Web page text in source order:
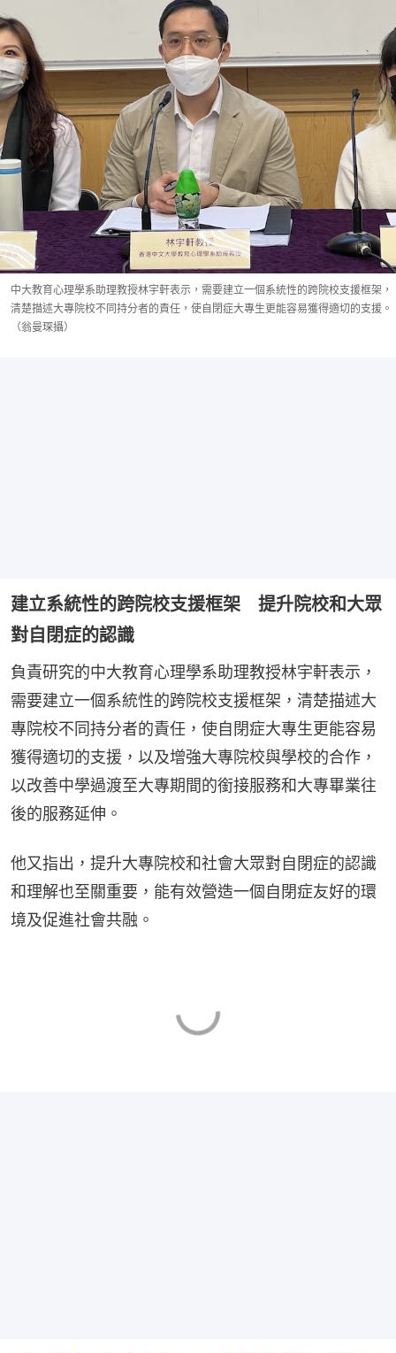
中大教育心理學系助理教授林宇軒表示，需要建立一個系統性的跨院校支援框架，
清楚描述大專院校不同持分者的責任，使自閉症大專生更能容易獲得適切的支援。
（翁曼琛攝）
建立系統性的跨院校支援框架 提升院校和大眾
對自閉症的認識
負責研究的中大教育心理學系助理教授林宇軒表示，
需要建立一個系統性的跨院校支援框架，清楚描述大
專院校不同持分者的責任，使自閉症大專生更能容易
獲得適切的支援，以及增強大專院校與學校的合作，
以改善中學過渡至大專期間的銜接服務和大專畢業往
後的服務延伸。
他又指出，提升大專院校和社會大眾對自閉症的認識
和理解也至關重要，能有效營造一個自閉症友好的環
境及促進社會共融。